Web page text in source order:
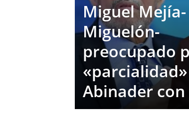
Miguel Mejía-
Miguelón-
preocupado
Abinader con